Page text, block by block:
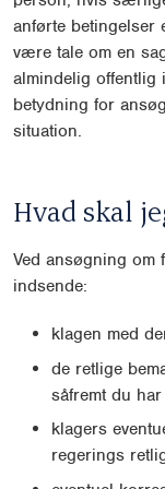
anførte betingelser
være tale om en
almindelig offentlig
betydning for
situation.
Hvad skal
Ved ansøgning
indsende:
klagen med
de retlige
såfremt du
klagers
regerings